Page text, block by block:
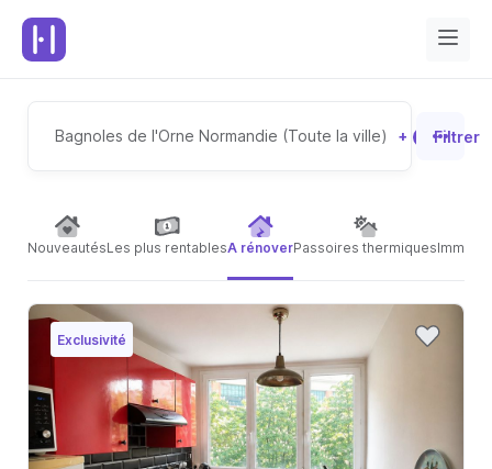
Bagnoles de l'Orne Normandie (Toute la ville) + Filtrer
NouveautésLes plus rentablesA rénoverPassoires thermiques
Exclusivité